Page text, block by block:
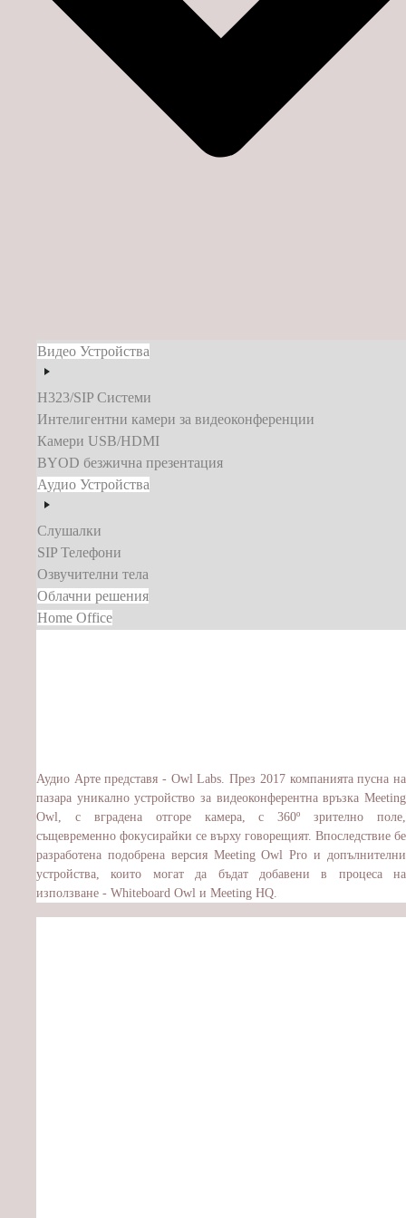
Видео Устройства
H323/SIP Системи
Интелигентни камери за видеоконференции
Камери USB/HDMI
BYOD безжична презентация
Аудио Устройства
Слушалки
SIP Телефони
Озвучителни тела
Облачни решения
Home Office
Аудио Арте представя - Owl Labs. През 2017 компанията пусна на
пазара уникално устройство за видеоконферентна връзка Meeting
Owl, с вградена отгоре камера, с 360º зрително поле,
същевременно фокусирайки се върху говорещият. Впоследствие бе
разработена подобрена версия Meeting Owl Pro и допълнителни
устройства, които могат да бъдат добавени в процеса на
използване - Whiteboard Owl и Meeting HQ.